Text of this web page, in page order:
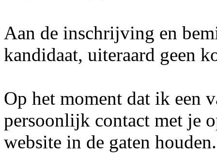
Aan de inschrijving en
kandidaat, uiteraard geen
Op het moment dat ik een
persoonlijk contact met je
website in de gaten houden.